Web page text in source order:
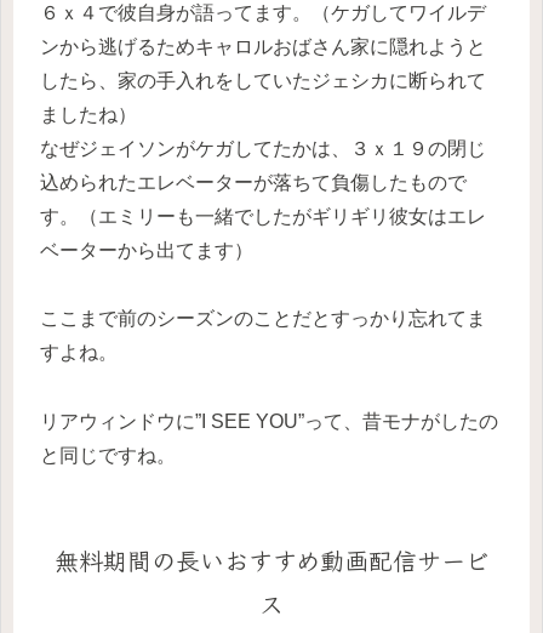
６ｘ４で彼自身が語ってます。（ケガしてワイルデ
ンから逃げるためキャロルおばさん家に隠れようと
したら、家の手入れをしていたジェシカに断られて
ましたね）
なぜジェイソンがケガしてたかは、３ｘ１９の閉じ
込められたエレベーターが落ちて負傷したもので
す。（エミリーも一緒でしたがギリギリ彼女はエレ
ベーターから出てます）
ここまで前のシーズンのことだとすっかり忘れてま
すよね。
リアウィンドウに”I SEE YOU”って、昔モナがしたの
と同じですね。
無料期間の長いおすすめ動画配信サービ
ス